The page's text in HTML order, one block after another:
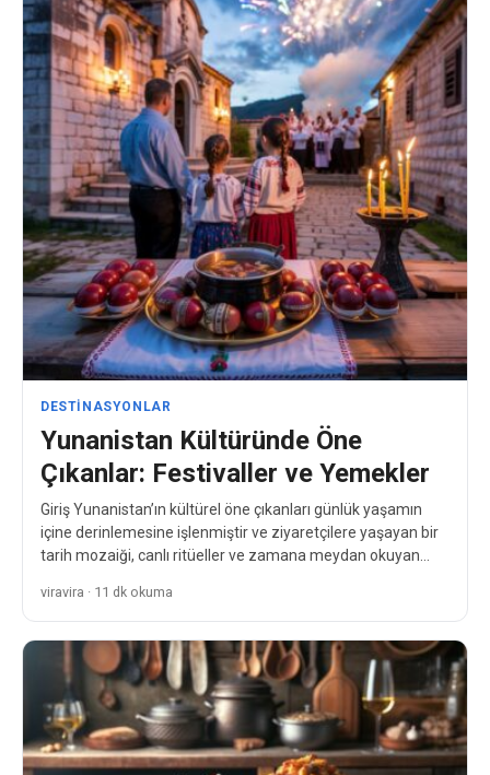
DESTINASYONLAR
Yunanistan Kültüründe Öne
Çıkanlar: Festivaller ve Yemekler
Giriş Yunanistan’ın kültürel öne çıkanları günlük yaşamın
içine derinlemesine işlenmiştir ve ziyaretçilere yaşayan bir
tarih mozaiği, canlı ritüeller ve zamana meydan okuyan
viravira · 11 dk okuma